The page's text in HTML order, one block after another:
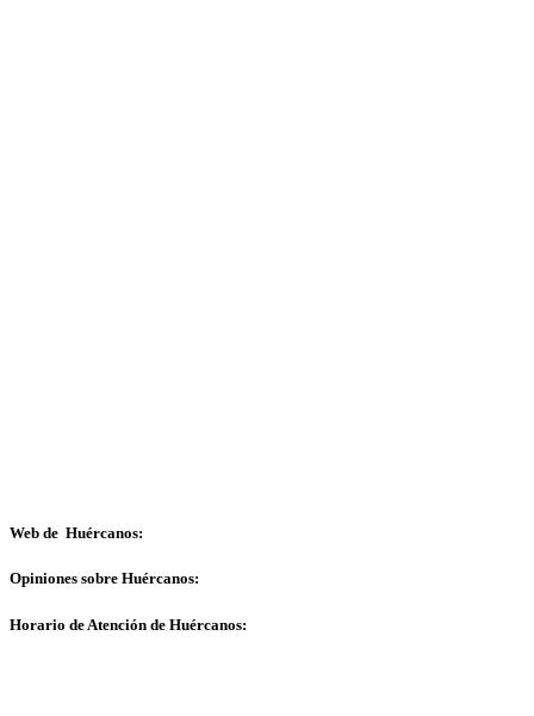
Web de Huércanos:
Opiniones sobre Huércanos:
Horario de Atención de Huércanos: